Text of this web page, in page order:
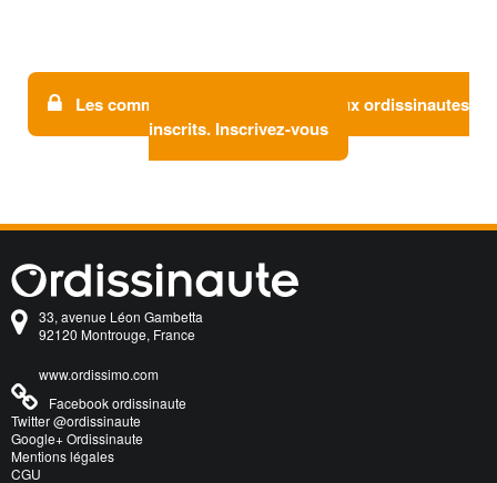
Les commentaires sont réservés aux ordissinautes
inscrits. Inscrivez-vous
33, avenue Léon Gambetta
92120 Montrouge, France
www.ordissimo.com
Facebook ordissinaute
Twitter @ordissinaute
Google+ Ordissinaute
Mentions légales
CGU